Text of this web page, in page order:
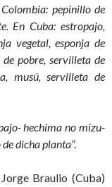
pepinillo de
En Cuba: estropajo,
vegetal, esponja de
pobre, servilleta de
musú, servilleta de
hechima no mizu-
de dicha planta”.
Braulio (Cuba)